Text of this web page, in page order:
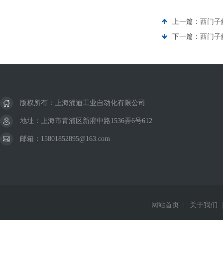
上一篇： 西门子
下一篇： 西门子
版权所有：上海涌迪工业自动化有限公司
地址：上海市青浦区新府中路1536弄6号612
邮箱：15801852895@163.com
网站首页 关于我们